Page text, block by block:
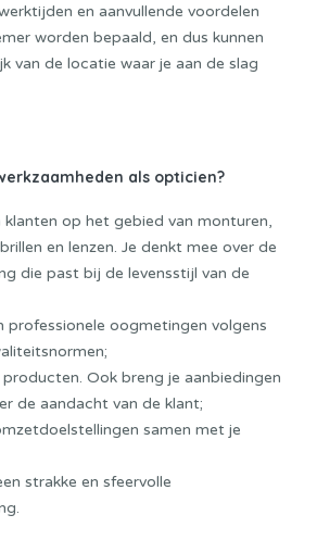
en aanvullende voordelen
worden bepaald, en dus kunnen
van de locatie waar je aan de slag
als opticien?
klanten op het gebied van monturen,
en lenzen. Je denkt mee over de
die past bij de levensstijl van de
professionele oogmetingen volgens
producten. Ook breng je aanbiedingen
de aandacht van de klant;
samen met je
strakke en sfeervolle
.